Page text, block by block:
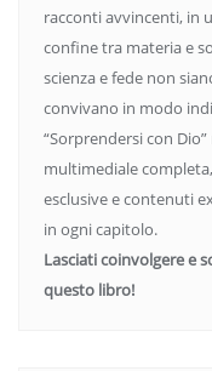
racconti avvincenti, in
confine tra materia e
scienza e fede non
convivano in modo
“Sorprendersi con
multimediale
esclusive e contenuti
in ogni capitolo.
Lasciati coinvolgere e
questo libro!